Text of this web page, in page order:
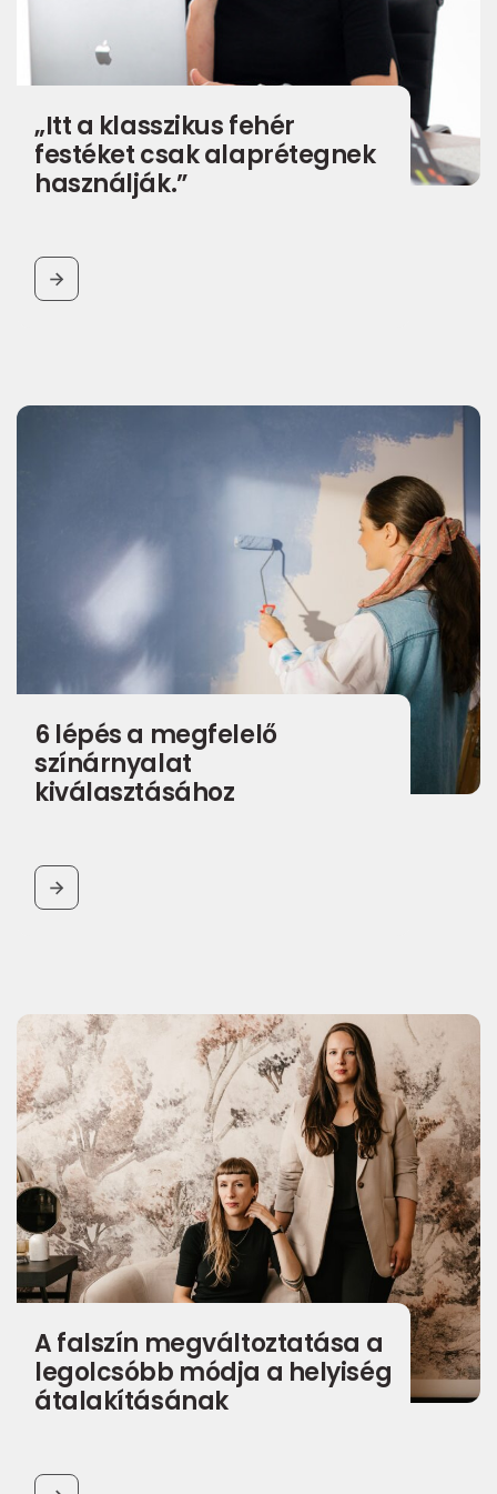
„Itt a klasszikus fehér
festéket csak alaprétegnek
használják.”
BUTTON
6 lépés a megfelelő
színárnyalat
kiválasztásához
BUTTON
A falszín megváltoztatása a
legolcsóbb módja a helyiség
átalakításának